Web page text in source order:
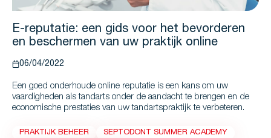
E-reputatie: een gids voor het bevorderen
en beschermen van uw praktijk online
06/04/2022
Een goed onderhoude online reputatie is een kans om uw
vaardigheden als tandarts onder de aandacht te brengen en de
economische prestaties van uw tandartspraktijk te verbeteren.
PRAKTIJK BEHEER
SEPTODONT SUMMER ACADEMY